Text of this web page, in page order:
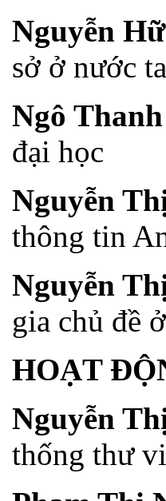
Nguyễn
sở ở nước
Ngô
đại học
Nguyễn
thông tin
Nguyễn
gia chủ đề
HOẠT
Nguyễn
thống thư